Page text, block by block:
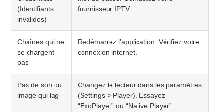
(Identifiants
invalides)
fournisseur IPTV.
Chaînes qui ne
se chargent
pas
Redémarrez l’application. Vérifiez votre
connexion internet.
Pas de son ou
image qui lag
Changez le lecteur dans les paramètres
(Settings > Player). Essayez
“ExoPlayer” ou “Native Player”.